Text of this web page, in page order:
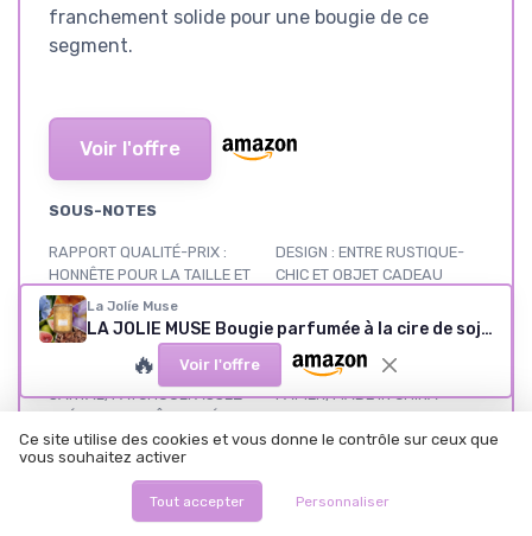
franchement solide pour une bougie de ce
segment.
Voir l'offre
SOUS-NOTES
RAPPORT QUALITÉ-PRIX :
HONNÊTE POUR LA TAILLE ET
LA QUALITÉ
★★★★★
★★★★★
DESIGN : ENTRE RUSTIQUE-
CHIC ET OBJET CADEAU
FRAGRANCE :
SANTAL/PATCHOULI ASSEZ
PRÉSENT, PLUTÔT BOISÉ
★★★★★
★★★★★
MATÉRIAUX : PROPRE SUR LE
PAPIER, MADE IN CHINA
PENSÉ POUR LE CADEAU
La Jolíe Muse
LA JOLIE MUSE Bougie parfumée à la cire de soja naturelle pour la maison, cadeau femme homme 539g santal-Himalaya Marron
🔥 Voir l'offre
Ce site utilise des cookies et vous donne le contrôle sur ceux que
vous souhaitez activer
Tout accepter Personnaliser